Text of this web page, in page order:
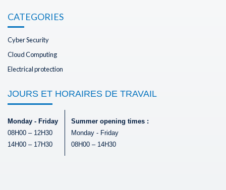
CATEGORIES
Cyber Security
Cloud Computing
Electrical protection
JOURS ET HORAIRES DE TRAVAIL
Monday - Friday
08H00 – 12H30
14H00 – 17H30
Summer opening times :
Monday - Friday
08H00 – 14H30